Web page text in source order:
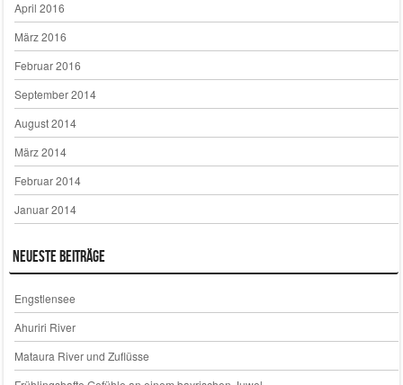
April 2016
März 2016
Februar 2016
September 2014
August 2014
März 2014
Februar 2014
Januar 2014
Neueste Beiträge
Engstlensee
Ahuriri River
Mataura River und Zuflüsse